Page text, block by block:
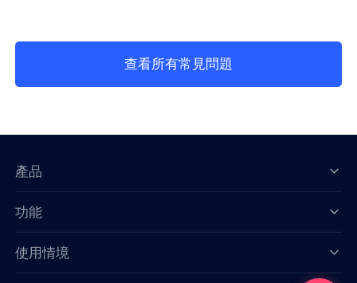
查看所有常見問題
產品
功能
使用情境